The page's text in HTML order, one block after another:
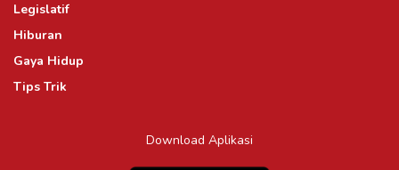
Legislatif
Hiburan
Gaya Hidup
Tips Trik
Download Aplikasi